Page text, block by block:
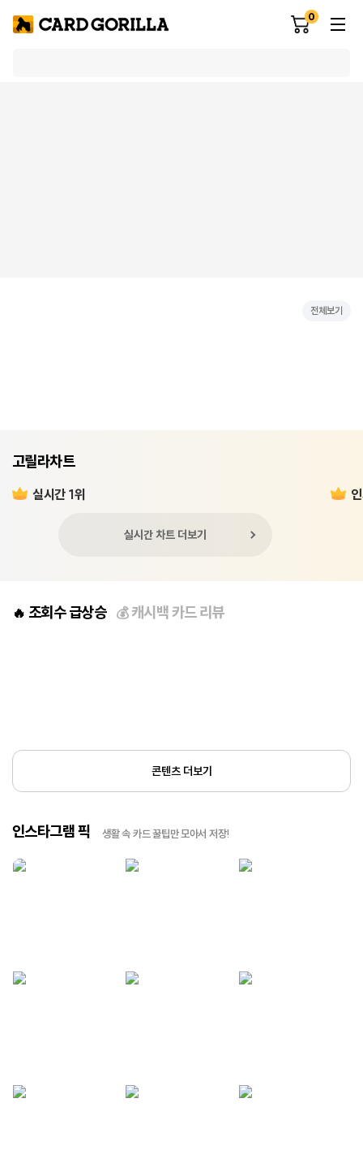
0
전체보기
고릴라차트
실시간 1위
실시간 차트 더보기
🔥 조회수 급상승 💰캐시백 카드 리뷰
콘텐츠 더보기
인스타그램 픽 생활 속 카드 꿀팁만 모아서 저장!